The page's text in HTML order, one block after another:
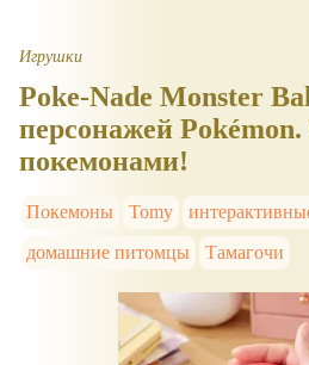
Игрушки
Poke-Nade Monster
персонажей
покемонами!
Покемоны Tomy
домашние питомцы
Тамагочи